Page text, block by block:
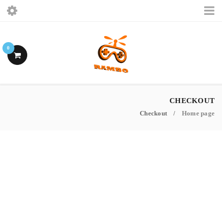
الرئيسيه
ببجى موبايل
0
CHECKOUT
Home page
/
Checkout